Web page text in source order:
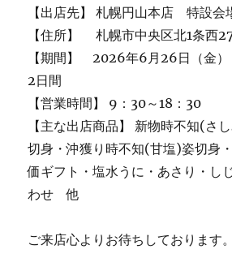
【出店先】 札幌円山本店 特設会
【住所】 札幌市中央区北1条西
【期間】 2026年6月26日（金）
2日間
【営業時間】 9：30～18：30
【主な出店商品】 新物時不知(さ
切身・沖獲り時不知(甘塩)姿切身
価ギフト・塩水うに・あさり・し
わせ 他
ご来店心よりお待ちしております。